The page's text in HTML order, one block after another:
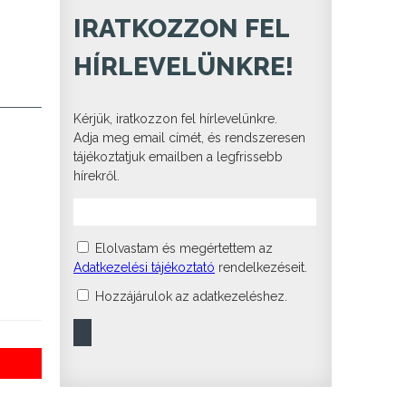
IRATKOZZON FEL
HÍRLEVELÜNKRE!
Kérjük, iratkozzon fel hírlevelünkre.
Adja meg email címét, és rendszeresen
tájékoztatjuk emailben a legfrissebb
hírekről.
Elolvastam és megértettem az
Adatkezelési tájékoztató rendelkezéseit.
Hozzájárulok az adatkezeléshez.